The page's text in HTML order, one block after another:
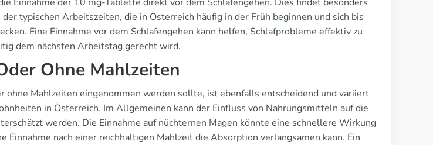
typischen Arbeitszeiten, die in Österreich häufig in der Früh beginnen und sich bis
Eine Einnahme vor dem Schlafengehen kann helfen, Schlafprobleme effektiv zu
dem nächsten Arbeitstag gerecht wird.
Ohne Mahlzeiten
ohne Mahlzeiten eingenommen werden sollte, ist ebenfalls entscheidend und variiert
in Österreich. Im Allgemeinen kann der Einfluss von Nahrungsmitteln auf die
werden. Die Einnahme auf nüchternen Magen könnte eine schnellere Wirkung
Einnahme nach einer reichhaltigen Mahlzeit die Absorption verlangsamen kann. Ein